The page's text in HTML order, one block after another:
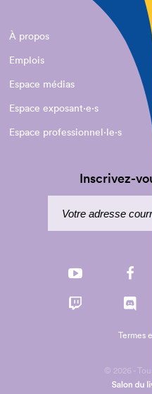
À propos
Emplois
Espace médias
Espace exposant·e⋅s
Espace professionnel·le⋅s
Inscrivez-
© 2026 -
Termes